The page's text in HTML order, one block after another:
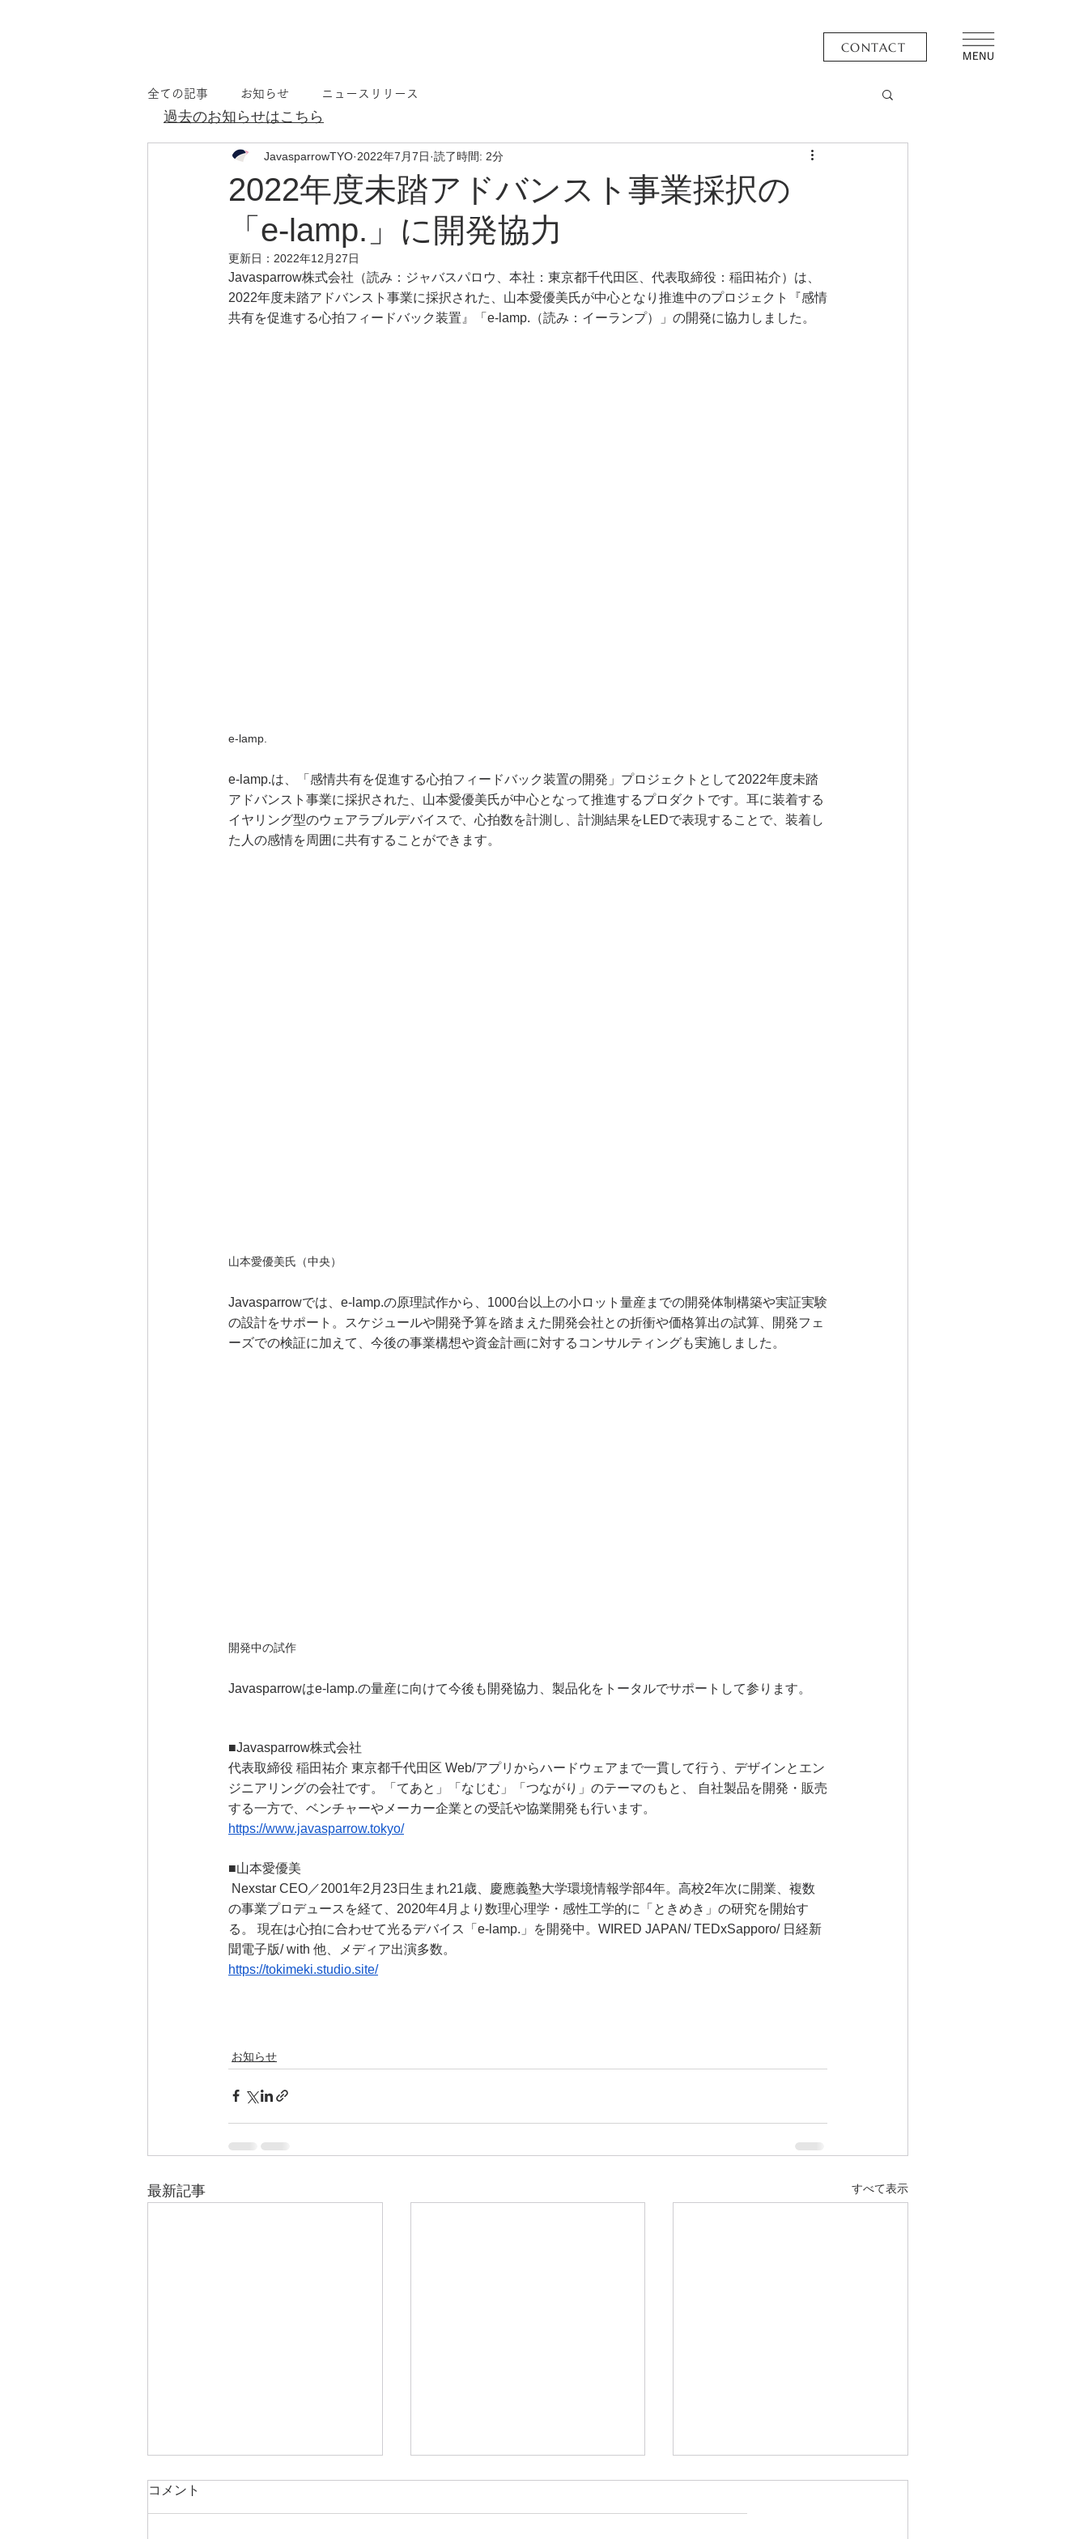
CONTACT
全ての記事 お知らせ ニュースリリース
2022年度未踏アドバンスト事業採択の
「e-lamp.」に開発協力
JavasparrowTYO 2022年7月7日 読了時間: 2分
更新日： 2022年12月27日
Javasparrow株式会社（読み：ジャバスパロウ、本社：東京都千代田区、代表取締役：稲田祐介）は、
2022年度未踏アドバンスト事業に採択された、山本愛優美氏が中心となり推進中のプロジェクト『感情
共有を促進する心拍フィードバック装置』「e-lamp.（読み：イーランプ）」の開発に協力しました。
e-lamp.
e-lamp.は、「感情共有を促進する心拍フィードバック装置の開発」プロジェクトとして2022年度未踏
アドバンスト事業に採択された、山本愛優美氏が中心となって推進するプロダクトです。耳に装着する
イヤリング型のウェアラブルデバイスで、心拍数を計測し、計測結果をLEDで表現することで、装着し
た人の感情を周囲に共有することができます。
山本愛優美氏（中央）
Javasparrowでは、e-lamp.の原理試作から、1000台以上の小ロット量産までの開発体制構築や実証実験
の設計をサポート。スケジュールや開発予算を踏まえた開発会社との折衝や価格算出の試算、開発フェ
ーズでの検証に加えて、今後の事業構想や資金計画に対するコンサルティングも実施しました。
開発中の試作
Javasparrowはe-lamp.の量産に向けて今後も開発協力、製品化をトータルでサポートして参ります。
■Javasparrow株式会社
代表取締役 稲田祐介 東京都千代田区 Web/アプリからハードウェアまで一貫して行う、デザインとエン
ジニアリングの会社です。「てあと」「なじむ」「つながり」のテーマのもと、 自社製品を開発・販売
する一方で、ベンチャーやメーカー企業との受託や協業開発も行います。
https://www.javasparrow.tokyo/
■山本愛優美
の事業プロデュースを経て、2020年4月より数理心理学・感性工学的に「ときめき」の研究を開始す
る。 現在は心拍に合わせて光るデバイス「e-lamp.」を開発中。WIRED JAPAN/ TEDxSapporo/ 日経新
聞電子版/ with 他、メディア出演多数。
https://tokimeki.studio.site/
お知らせ
最新記事 すべて表示
コメント
過去のお知らせはこちら